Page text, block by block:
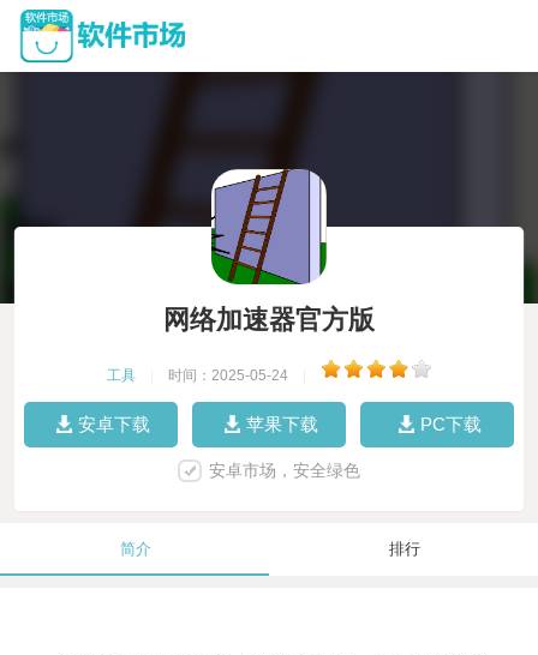
网络加速器官方版
工具 时间：2025-05-24
安卓下载 苹果下载 PC下载
安卓市场，安全绿色
简介 排行